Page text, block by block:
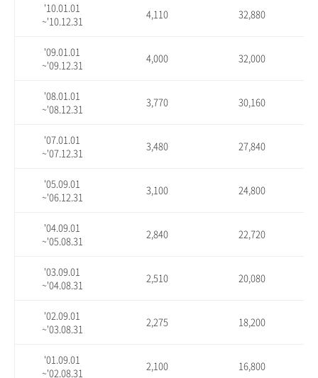
'10.01.01
~'10.12.31
4,110 32,880
'09.01.01
~'09.12.31
4,000 32,000
'08.01.01
~'08.12.31
3,770 30,160
'07.01.01
~'07.12.31
3,480 27,840
'05.09.01
~'06.12.31
3,100 24,800
'04.09.01
~'05.08.31
2,840 22,720
'03.09.01
~'04.08.31
2,510 20,080
'02.09.01
~'03.08.31
2,275 18,200
'01.09.01
~'02.08.31
2,100 16,800